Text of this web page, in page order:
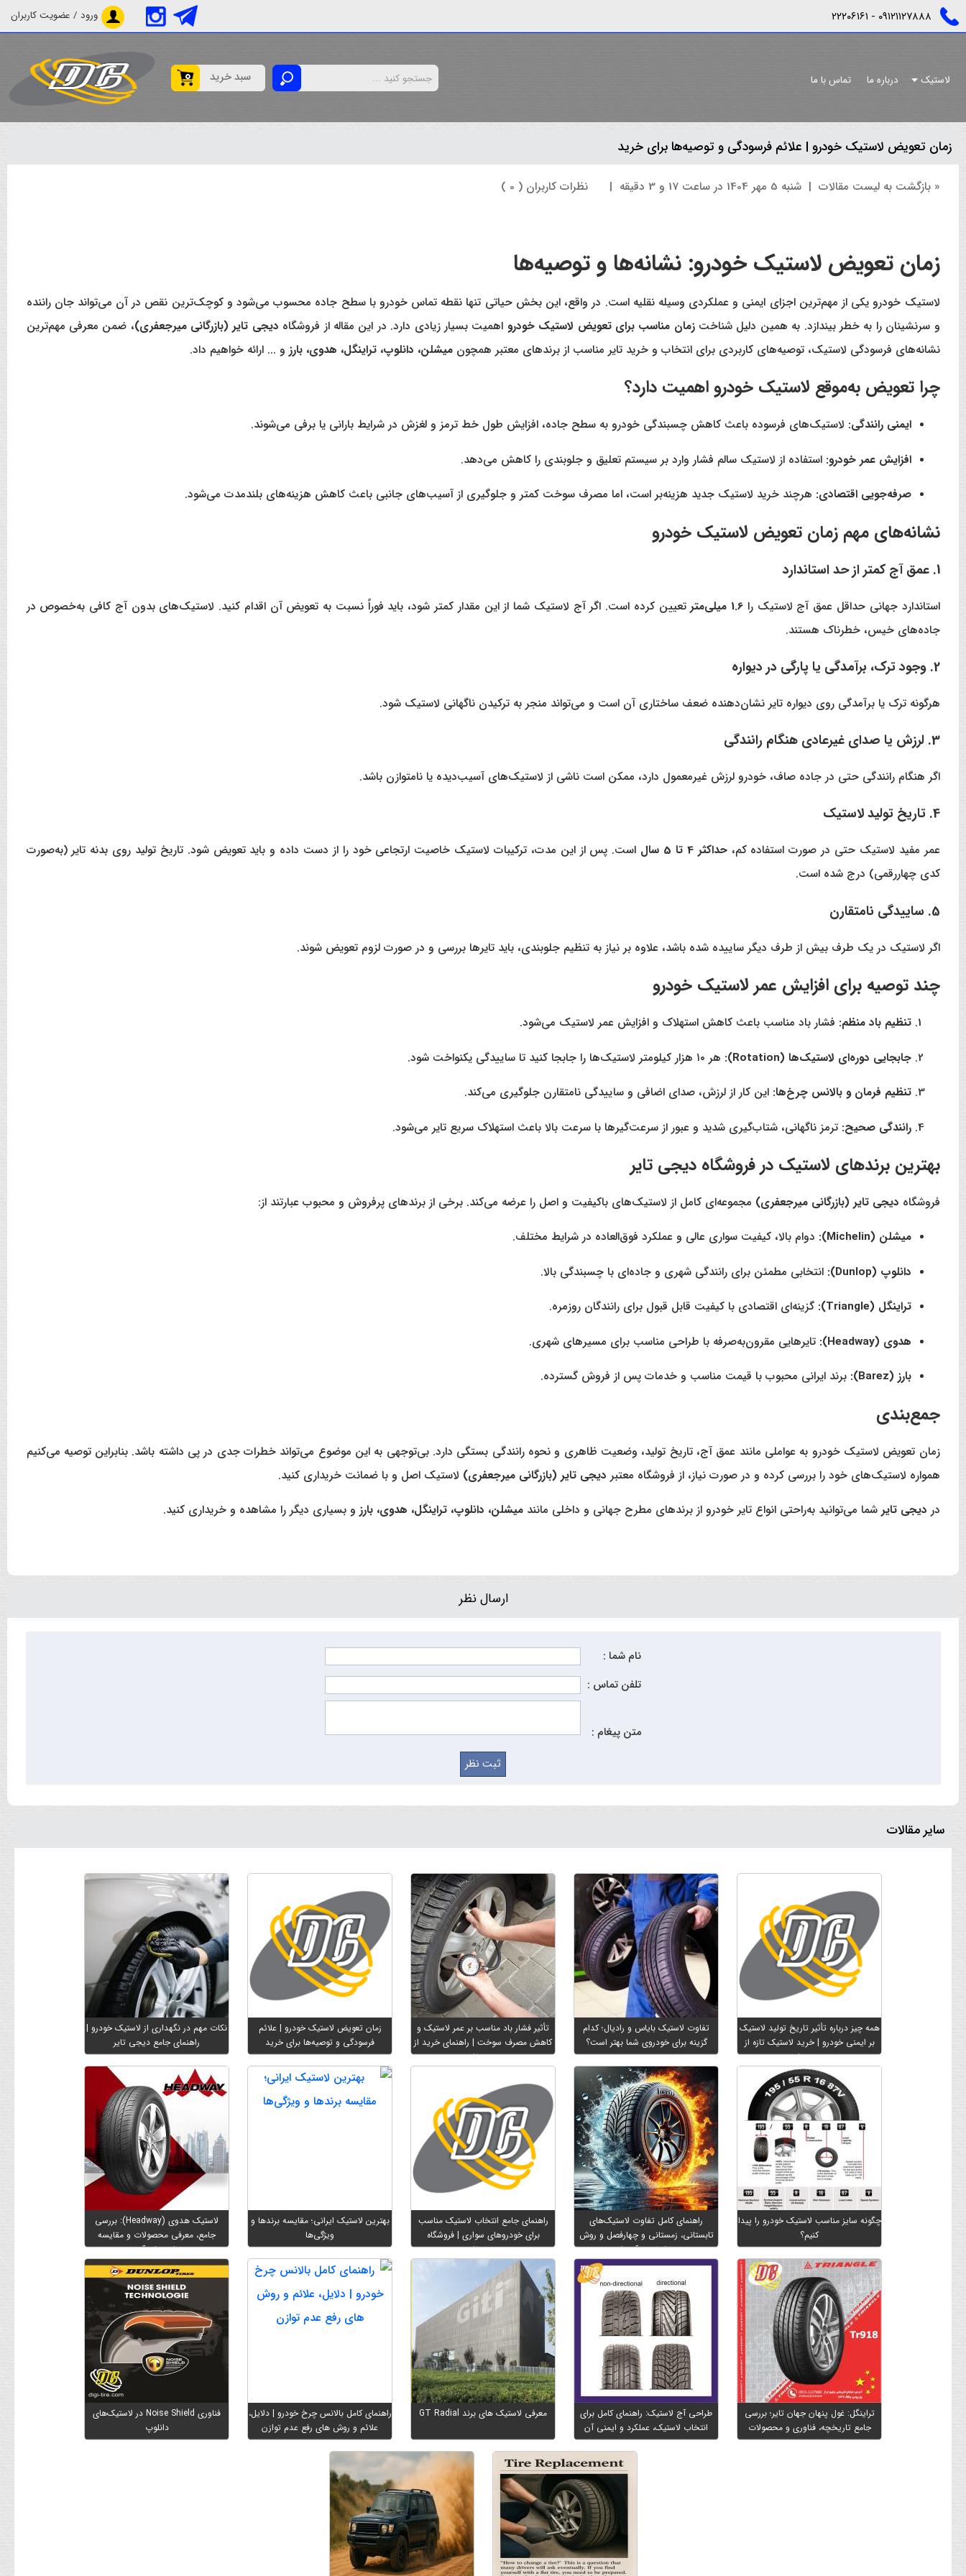
٠٩١٢١١٢٧٨٨٨ - ٢٢٢٠٦١٦١ ورود / عضویت کاربران
سبد خرید 0 لاستیک درباره ما تماس با ما
زمان تعویض لاستیک خودرو | علائم فرسودگی و توصیه‌ها برای خرید
« بازگشت به لیست مقالات | شنبه 5 مهر 1404 در ساعت 17 و 3 دقیقه | نظرات کاربران ( 0 )
زمان تعویض لاستیک خودرو: نشانه‌ها و توصیه‌ها
لاستیک خودرو یکی از مهم‌ترین اجزای ایمنی و عملکردی وسیله نقلیه است. در واقع، این بخش حیاتی تنها نقطه تماس خودرو با سطح جاده محسوب می‌شود و کوچک‌ترین نقص در آن می‌تواند جان راننده
و سرنشینان را به خطر بیندازد. به همین دلیل شناختزمان مناسب برای تعویض لاستیک خودرو اهمیت بسیار زیادی دارد. در این مقاله از فروشگاه دیجی تایر (بازرگانی میرجعفری)، ضمن معرفی مهم‌ترین
نشانه‌های فرسودگی لاستیک، توصیه‌های کاربردی برای انتخاب و خرید تایر مناسب از برندهای معتبر همچونمیشلن، دانلوپ، تراینگل، هدوی، بارز و ... ارائه خواهیم داد.
چرا تعویض به‌موقع لاستیک خودرو اهمیت دارد؟
ایمنی رانندگی: لاستیک‌های فرسوده باعث کاهش چسبندگی خودرو به سطح جاده، افزایش طول خط ترمز و لغزش در شرایط بارانی یا برفی می‌شوند.
افزایش عمر خودرو: استفاده از لاستیک سالم فشار وارد بر سیستم تعلیق و جلوبندی را کاهش می‌دهد.
صرفه‌جویی اقتصادی: هرچند خرید لاستیک جدید هزینه‌بر است، اما مصرف سوخت کمتر و جلوگیری از آسیب‌های جانبی باعث کاهش هزینه‌های بلندمدت می‌شود.
نشانه‌های مهم زمان تعویض لاستیک خودرو
1. عمق آج کمتر از حد استاندارد
استاندارد جهانی حداقل عمق آج لاستیک را 1.6 میلی‌متر
تعیین کرده است. اگر آج لاستیک شما از این مقدار کمتر شود، باید فوراً نسبت به تعویض آن اقدام کنید. لاستیک‌های بدون آج کافی به‌خصوص در
جاده‌های خیس، خطرناک هستند.
2. وجود ترک، برآمدگی یا پارگی در دیواره
هرگونه ترک یا برآمدگی روی دیواره تایر نشان‌دهنده ضعف ساختاری آن است و می‌تواند منجر به ترکیدن ناگهانی لاستیک شود.
3. لرزش یا صدای غیرعادی هنگام رانندگی
اگر هنگام رانندگی حتی در جاده صاف، خودرو لرزش غیرمعمول دارد، ممکن است ناشی از لاستیک‌های آسیب‌دیده یا نامتوازن باشد.
4. تاریخ تولید لاستیک
عمر مفید لاستیک حتی در صورت استفاده کم،حداکثر 4 تا 5 سال
است. پس از این مدت، ترکیبات لاستیک خاصیت ارتجاعی خود را از دست داده و باید تعویض شود. تاریخ تولید روی بدنه تایر (به‌صورت
کدی چهاررقمی) درج شده است.
5. ساییدگی نامتقارن
اگر لاستیک در یک طرف بیش از طرف دیگر ساییده شده باشد، علاوه بر نیاز به تنظیم جلوبندی، باید تایرها بررسی و در صورت لزوم تعویض شوند.
چند توصیه برای افزایش عمر لاستیک خودرو
تنظیم باد منظم: فشار باد مناسب باعث کاهش استهلاک و افزایش عمر لاستیک می‌شود.
جابجایی دوره‌ای لاستیک‌ها (Rotation): هر ۱۰ هزار کیلومتر لاستیک‌ها را جابجا کنید تا ساییدگی یکنواخت شود.
تنظیم فرمان و بالانس چرخ‌ها: این کار از لرزش، صدای اضافی و ساییدگی نامتقارن جلوگیری می‌کند.
رانندگی صحیح: ترمز ناگهانی، شتاب‌گیری شدید و عبور از سرعت‌گیرها با سرعت بالا باعث استهلاک سریع تایر می‌شود.
بهترین برندهای لاستیک در فروشگاه دیجی تایر
فروشگاه دیجی تایر (بازرگانی میرجعفری) مجموعه‌ای کامل از لاستیک‌های باکیفیت و اصل را عرضه می‌کند. برخی از برندهای پرفروش و محبوب عبارتند از:
میشلن (Michelin): دوام بالا، کیفیت سواری عالی و عملکرد فوق‌العاده در شرایط مختلف.
دانلوپ (Dunlop): انتخابی مطمئن برای رانندگی شهری و جاده‌ای با چسبندگی بالا.
تراینگل (Triangle): گزینه‌ای اقتصادی با کیفیت قابل قبول برای رانندگان روزمره.
هدوی (Headway): تایرهایی مقرون‌به‌صرفه با طراحی مناسب برای مسیرهای شهری.
بارز (Barez): برند ایرانی محبوب با قیمت مناسب و خدمات پس از فروش گسترده.
جمع‌بندی
زمان تعویض لاستیک خودرو به عواملی مانند عمق آج، تاریخ تولید، وضعیت ظاهری و نحوه رانندگی بستگی دارد. بی‌توجهی به این موضوع می‌تواند خطرات جدی در پی داشته باشد. بنابراین توصیه می‌کنیم
همواره لاستیک‌های خود را بررسی کرده و در صورت نیاز، از فروشگاه معتبر دیجی تایر (بازرگانی میرجعفری) لاستیک اصل و با ضمانت خریداری کنید.
در دیجی تایر شما می‌توانید به‌راحتی انواع تایر خودرو از برندهای مطرح جهانی و داخلی مانندمیشلن، دانلوپ، تراینگل، هدوی، بارز و بسیاری دیگر را مشاهده و خریداری کنید.
ارسال نظر
نام شما :
تلفن تماس :
متن پیغام :
سایر مقالات
همه چیز درباره تأثیر تاریخ تولید لاستیک
بر ایمنی خودرو | خرید لاستیک تازه از
دیجی تایر
تفاوت لاستیک بایاس و رادیال؛ کدام
گزینه برای خودروی شما بهتر است؟
تأثیر فشار باد مناسب بر عمر لاستیک و
کاهش مصرف سوخت | راهنمای خرید از
دیجی‌تایر
زمان تعویض لاستیک خودرو | علائم
فرسودگی و توصیه‌ها برای خرید
نکات مهم در نگهداری از لاستیک خودرو |
راهنمای جامع دیجی تایر
چگونه سایز مناسب لاستیک خودرو را پیدا
کنیم؟
راهنمای کامل تفاوت لاستیک‌های
تابستانی، زمستانی و چهارفصل و روش
تشخیص آن‌ها
راهنمای جامع انتخاب لاستیک مناسب
برای خودروهای سواری | فروشگاه
دیجی‌تایر
بهترین لاستیک ایرانی؛ مقایسه برندها و
ویژگی‌ها
لاستیک هدوی (Headway): بررسی
جامع، معرفی محصولات و مقایسه
طرح‌های آج
تراینگل: غول پنهان جهان تایر؛ بررسی
جامع تاریخچه، فناوری و محصولات
طراحی آج لاستیک: راهنمای کامل برای
انتخاب لاستیک، عملکرد و ایمنی آن
معرفی لاستیک های برند GT Radial
راهنمای کامل بالانس چرخ خودرو ‌‌‌| دلایل،
علائم و روش های رفع عدم توازن
فناوری Noise Shield در لاستیک‌های
دانلوپ